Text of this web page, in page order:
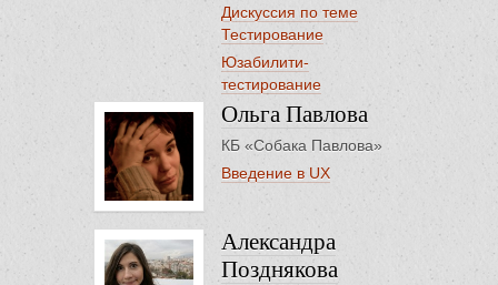
Дискуссия по теме
Тестирование
Юзабилити-
тестирование
Ольга Павлова
КБ «Собака Павлова»
Введение в UX
Александра
Позднякова